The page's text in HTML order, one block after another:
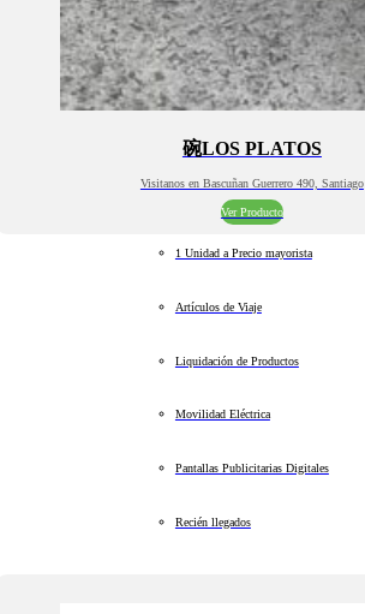
碗LOS PLATOS
Visitanos en Bascuñan Guerrero 490, Santiago
Ver Producto
1 Unidad a Precio mayorista
Artículos de Viaje
Liquidación de Productos
Movilidad Eléctrica
Pantallas Publicitarias Digitales
Recién llegados